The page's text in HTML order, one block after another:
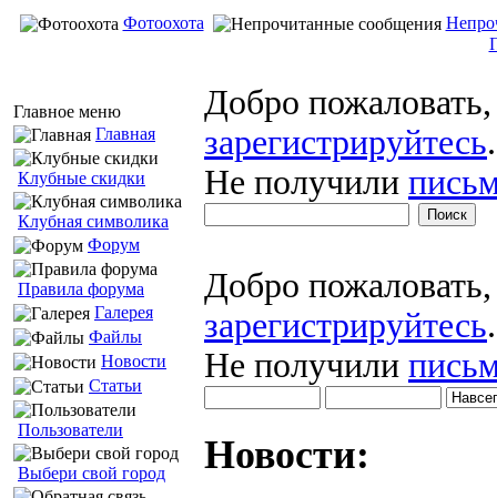
Фотоохота
Главное меню
Главная
Клубные скидки
Клубная символика
Форум
Правила форума
Галерея
Файлы
Новости
Статьи
Пользователи
Выбери свой город
Добро
зарегистрируйтесь.
Не получили
Добро
зарегистрируйтесь.
Не получили
Новости: